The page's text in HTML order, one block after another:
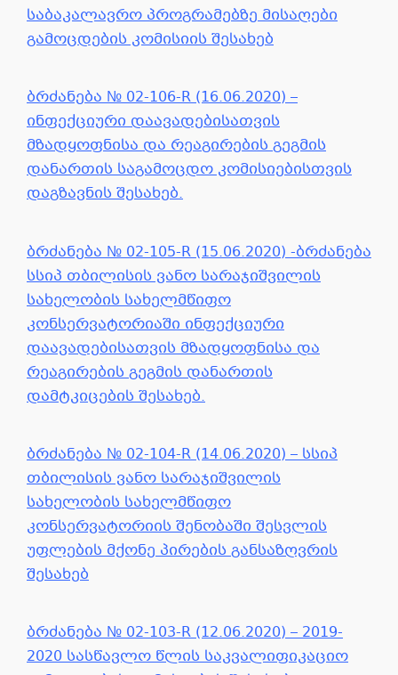
საბაკალავრო პროგრამებზე მისაღები
გამოცდების კომისიის შესახებ
ბრძანება № 02-106-R (16.06.2020) –
ინფექციური დაავადებისათვის
მზადყოფნისა და რეაგირების გეგმის
დანართის საგამოცდო კომისიებისთვის
დაგზავნის შესახებ.
ბრძანება № 02-105-R (15.06.2020) -ბრძანება
სსიპ თბილისის ვანო სარაჯიშვილის
სახელობის სახელმწიფო
კონსერვატორიაში ინფექციური
დაავადებისათვის მზადყოფნისა და
რეაგირების გეგმის დანართის
დამტკიცების შესახებ.
ბრძანება № 02-104-R (14.06.2020) – სსიპ
თბილისის ვანო სარაჯიშვილის
სახელობის სახელმწიფო
კონსერვატორიის შენობაში შესვლის
უფლების მქონე პირების განსაზღვრის
შესახებ
ბრძანება № 02-103-R (12.06.2020) – 2019-
2020 სასწავლო წლის საკვალიფიკაციო